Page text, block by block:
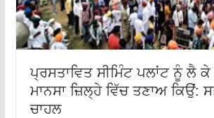
ਪ੍ਰਸਤਾਵਿਤ ਸੀਮਿੰਟ ਪਲਾਂਟ ਨੂੰ ਲੈ
ਮਾਨਸਾ ਜ਼ਿਲ੍ਹੇ ਵਿੱਚ ਤਣਾਅ ਕਿਉਂ:
ਚਾਹਲ